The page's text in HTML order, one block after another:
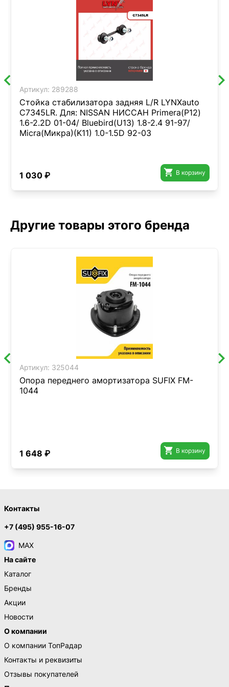
Артикул: 289288
Стойка стабилизатора задняя L/R LYNXauto
C7345LR. Для: NISSAN НИССАН Primera(P12)
1.6-2.2D 01-04/ Bluebird(U13) 1.8-2.4 91-97/
Micra(Микра)(K11) 1.0-1.5D 92-03
1 030 ₽  В корзину
Другие товары этого бренда
Артикул: 325044
Опора переднего амортизатора SUFIX FM-
1044
1 648 ₽  В корзину
Контакты
+7 (495) 955-16-07
MAX
На сайте
Каталог
Бренды
Акции
Новости
О компании
О компании ТопРадар
Контакты и реквизиты
Отзывы покупателей